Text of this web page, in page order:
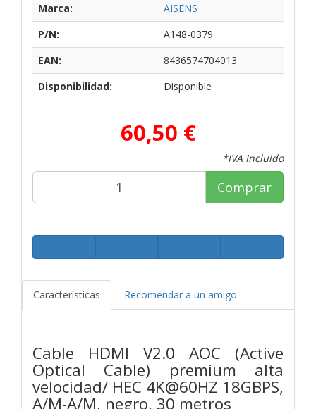
Marca:
AISENS
P/N:
A148-0379
EAN:
8436574704013
Disponibilidad:
Disponible
60,50 €
*IVA Incluido
Comprar
Características Recomendar a un amigo
Cable HDMI V2.0 AOC (Active
Optical Cable) premium alta
velocidad/ HEC 4K@60HZ 18GBPS,
A/M-A/M, negro, 30 metros